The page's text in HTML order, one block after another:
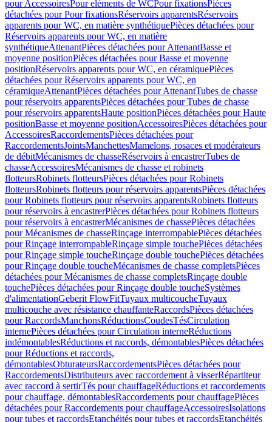
pour AccessoiresPour eléments de WCPour fixationsPièces
détachées pour Pour fixationsRéservoirs apparentsRéservoirs
apparents pour WC, en matière synthétiquePièces détachées pour
Réservoirs apparents pour WC, en matière
synthétiqueAttenantPièces détachées pour AttenantBasse et
moyenne positionPièces détachées pour Basse et moyenne
positionRéservoirs apparents pour WC, en céramiquePièces
détachées pour Réservoirs apparents pour WC, en
céramiqueAttenantPièces détachées pour AttenantTubes de chasse
pour réservoirs apparentsPièces détachées pour Tubes de chasse
pour réservoirs apparentsHaute positionPièces détachées pour Haute
positionBasse et moyenne positionAccessoiresPièces détachées pour
AccessoiresRaccordementsPièces détachées pour
RaccordementsJointsManchettesMamelons, rosaces et modérateurs
de débitMécanismes de chasseRéservoirs à encastrerTubes de
chasseAccessoiresMécanismes de chasse et robinets
flotteursRobinets flotteursPièces détachées pour Robinets
flotteursRobinets flotteurs pour réservoirs apparentsPièces détachées
pour Robinets flotteurs pour réservoirs apparentsRobinets flotteurs
pour réservoirs à encastrerPièces détachées pour Robinets flotteurs
pour réservoirs à encastrerMécanismes de chassePièces détachées
pour Mécanismes de chasseRinçage interrompablePièces détachées
pour Rinçage interrompableRinçage simple touchePièces détachées
pour Rinçage simple toucheRinçage double touchePièces détachées
pour Rinçage double toucheMécanismes de chasse completsPièces
détachées pour Mécanismes de chasse completsRinçage double
touchePièces détachées pour Rinçage double toucheSystèmes
d'alimentationGeberit FlowFitTuyaux multicoucheTuyaux
multicouche avec résistance chauffanteRaccordsPièces détachées
pour RaccordsManchonsRéductionsCoudesTésCirculation
internePièces détachées pour Circulation interneRéductions
indémontablesRéductions et raccords, démontablesPièces détachées
pour Réductions et raccords,
démontablesObturateursRaccordementsPièces détachées pour
RaccordementsDistributeurs avec raccordement à visserRépartiteur
avec raccord à sertirTés pour chauffageRéductions et raccordements
pour chauffage, démontablesRaccordements pour chauffagePièces
détachées pour Raccordements pour chauffageAccessoiresIsolations
pour tubes et raccordsEtanchéités pour tubes et raccordsEtanchéités